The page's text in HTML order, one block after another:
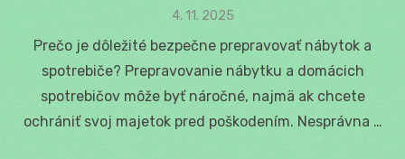
Posted
4. 11. 2025
Prečo je dôležité bezpečne prepravovať nábytok a
spotrebiče? Prepravovanie nábytku a domácich
spotrebičov môže byť náročné, najmä ak chcete
ochrániť svoj majetok pred poškodením. Nesprávna …